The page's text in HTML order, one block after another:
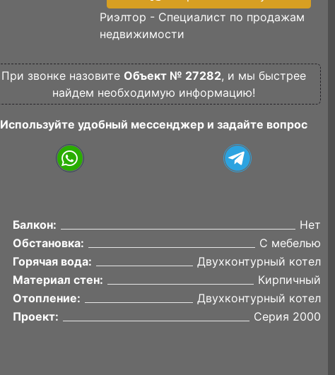
Риэлтор - Специалист по продажам
недвижимости
При звонке назовите Объект № 27282, и мы быстрее
найдем необходимую информацию!
Используйте удобный мессенджер и задайте вопрос
Балкон:
Нет
Обстановка:
С мебелью
Горячая вода:
Двухконтурный котел
Материал стен:
Кирпичный
Отопление:
Двухконтурный котел
Проект:
Серия 2000